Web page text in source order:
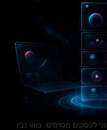
לעסקים מסוימים. בואו נבין